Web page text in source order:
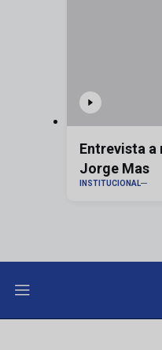
Entrevista
Jorge Mas
INSTITUCIONAL